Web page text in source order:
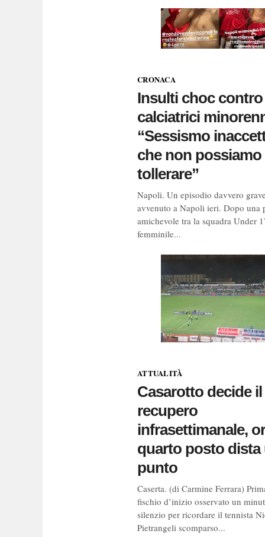
CRONACA
Insulti choc contro
calciatrici
“Sessismo
che non possiamo
tollerare”
Napoli. Un episodio davvero
avvenuto a Napoli ieri. Dopo una
amichevole tra la squadra Under
femminile...
ATTUALITÀ
Casarotto decide il
recupero
infrasettimanale,
quarto posto dista
punto
Caserta. (di Carmine Ferrara)
fischio d’inizio osservato un
silenzio per ricordare il tennista
Pietrangeli scomparso...